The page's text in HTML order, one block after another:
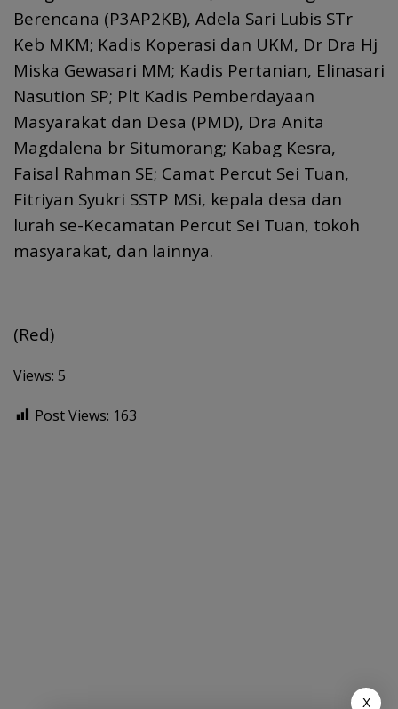
Berencana (P3AP2KB), Adela Sari Lubis STr
Keb MKM; Kadis Koperasi dan UKM, Dr Dra Hj
Miska Gewasari MM; Kadis Pertanian, Elinasari
Nasution SP; Plt Kadis Pemberdayaan
Masyarakat dan Desa (PMD), Dra Anita
Magdalena br Situmorang; Kabag Kesra,
Faisal Rahman SE; Camat Percut Sei Tuan,
Fitriyan Syukri SSTP MSi, kepala desa dan
lurah se-Kecamatan Percut Sei Tuan, tokoh
masyarakat, dan lainnya.
(Red)
Views: 5
Post Views: 163
X